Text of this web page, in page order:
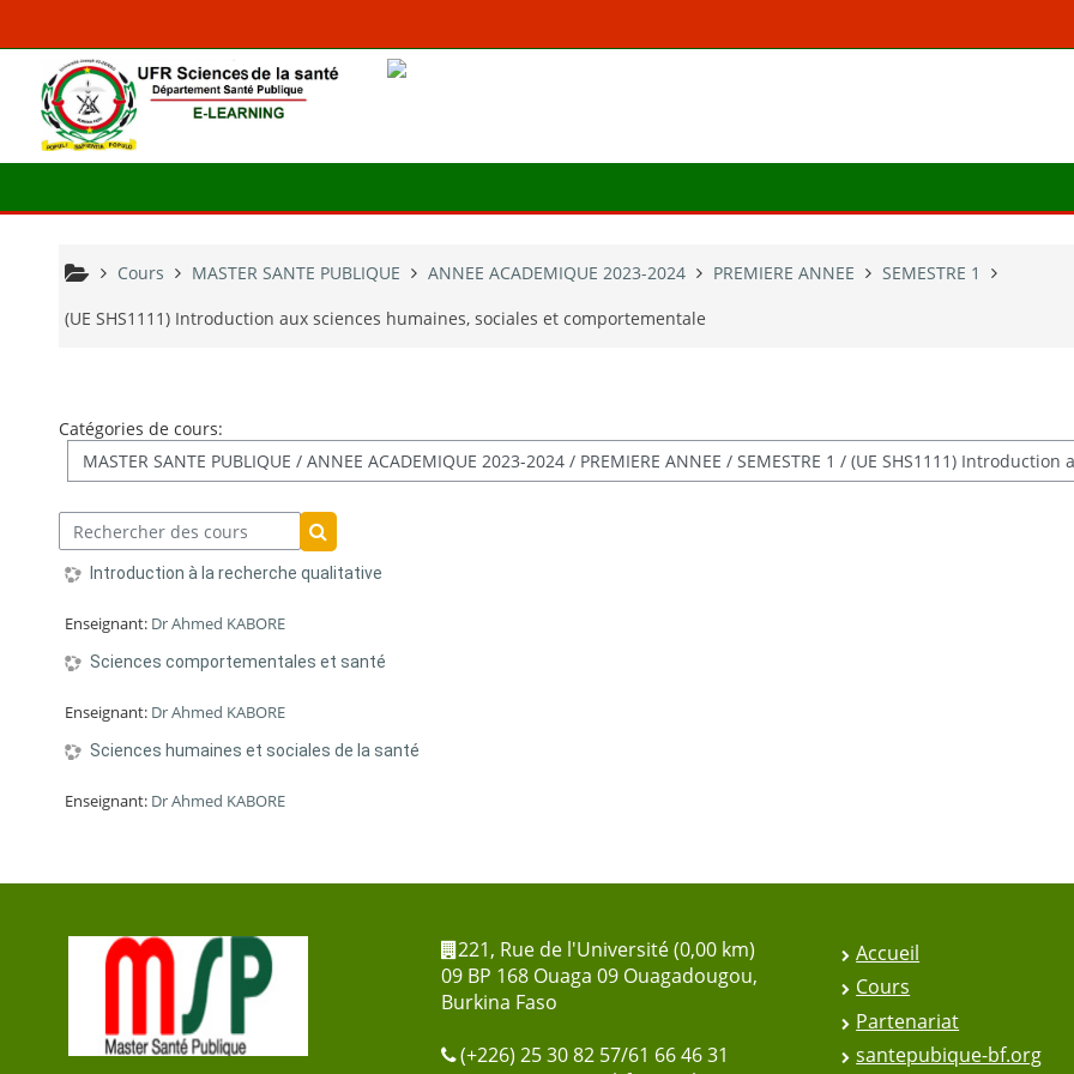
Cours MASTER SANTE PUBLIQUE ANNEE ACADEMIQUE 2023-2024 PREMIERE ANNEE
SEMESTRE 1
(UE SHS1111) Introduction aux sciences humaines, sociales et comportementale
Catégories de cours:
Rechercher des cours
Rechercher des cours
Introduction à la recherche qualitative
Enseignant: Dr Ahmed KABORE
Sciences comportementales et santé
Enseignant: Dr Ahmed KABORE
Sciences humaines et sociales de la santé
Enseignant: Dr Ahmed KABORE
221, Rue de l'Université (0,00 km)
09 BP 168 Ouaga 09 Ouagadougou,
Burkina Faso
(+226) 25 30 82 57/61 66 46 31
Accueil
Cours
Partenariat
santepubique-bf.org